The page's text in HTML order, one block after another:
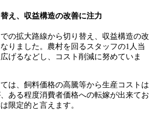
え、収益構造の改善に注力
の拡大路線から切り替え、収益構造の改
りました。 農村を回るスタッフの1人当
げるなどし、コスト削減に努めていま
は、飼料価格の高騰等から生産コストは
、ある程度消費者価格への転嫁が出来てお
限定的と言えます。